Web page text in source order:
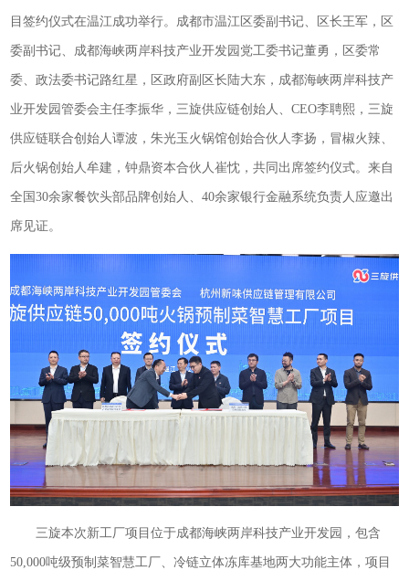
目签约仪式在温江成功举行。成都市温江区委副书记、区长王军，区
委副书记、成都海峡两岸科技产业开发园党工委书记董勇，区委常
委、政法委书记路红星，区政府副区长陆大东，成都海峡两岸科技产
业开发园管委会主任李振华，三旋供应链创始人、CEO李聘熙，三旋
供应链联合创始人谭波，朱光玉火锅馆创始合伙人李扬，冒椒火辣、
后火锅创始人牟建，钟鼎资本合伙人崔忱，共同出席签约仪式。来自
全国30余家餐饮头部品牌创始人、40余家银行金融系统负责人应邀出
席见证。
三旋本次新工厂项目位于成都海峡两岸科技产业开发园，包含
50,000吨级预制菜智慧工厂、冷链立体冻库基地两大功能主体，项目